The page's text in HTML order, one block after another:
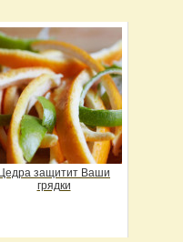
защитит Ваши
грядки